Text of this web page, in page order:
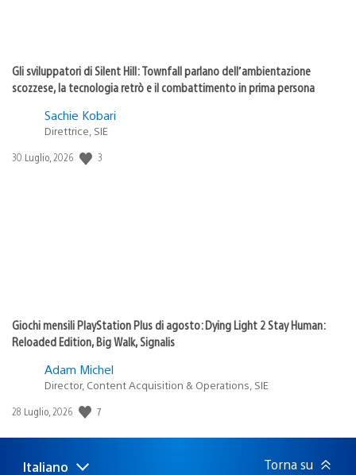
Gli sviluppatori di Silent Hill: Townfall parlano dell’ambientazione
scozzese, la tecnologia retrò e il combattimento in prima persona
Sachie Kobari
Direttrice, SIE
Data
30 Luglio, 2026 3
Giochi mensili PlayStation Plus di agosto: Dying Light 2 Stay Human:
Reloaded Edition, Big Walk, Signalis
Adam Michel
Director, Content Acquisition & Operations, SIE
Data
pubblicazione:
28 Luglio, 2026 7
Italiano Torna su